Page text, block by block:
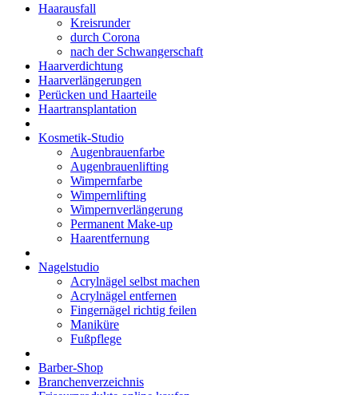
Haarausfall
Kreisrunder
durch Corona
nach der Schwangerschaft
Haarverdichtung
Haarverlängerungen
Perücken und Haarteile
Haartransplantation
Kosmetik-Studio
Augenbrauenfarbe
Augenbrauenlifting
Wimpernfarbe
Wimpernlifting
Wimpernverlängerung
Permanent Make-up
Haarentfernung
Nagelstudio
Acrylnägel selbst machen
Acrylnägel entfernen
Fingernägel richtig feilen
Maniküre
Fußpflege
Barber-Shop
Branchenverzeichnis